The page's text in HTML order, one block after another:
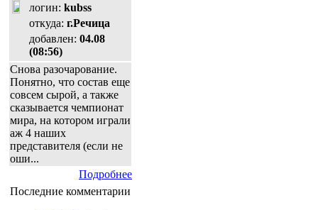
логин: kubss
откуда: г.Речица
добавлен: 04.08
(08:56)
Снова разочарование.
Понятно, что состав еще
совсем сырой, а также
сказывается чемпионат
мира, на котором играли
аж 4 наших
представителя (если не
оши...
Подробнее
Последние комментарии